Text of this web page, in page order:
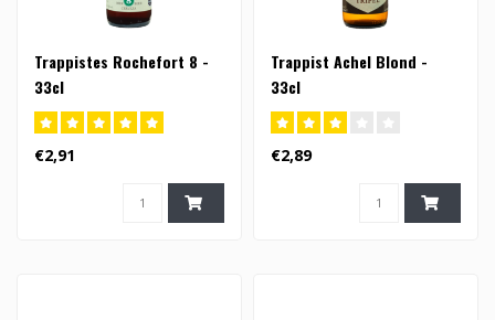
Trappistes Rochefort 8 -
33cl
€2,91
Trappist Achel Blond -
33cl
€2,89